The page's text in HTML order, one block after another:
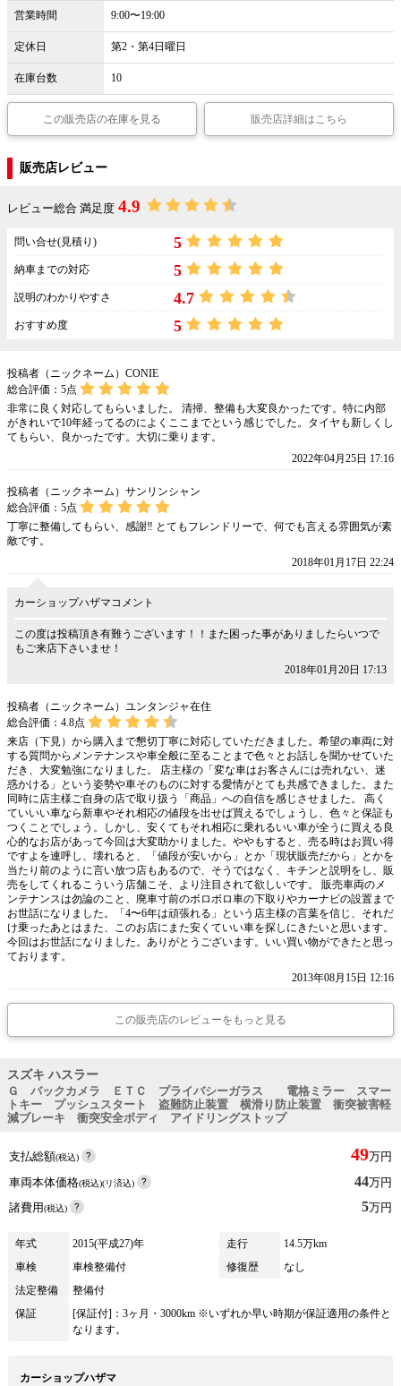
営業時間 9:00〜19:00
定休日 第2・第4日曜日
在庫台数 10
この販売店の在庫を見る 販売店詳細はこちら
販売店レビュー
レビュー総合 満足度 4.9
問い合せ(見積り) 5
納車までの対応 5
説明のわかりやすさ 4.7
おすすめ度 5
投稿者（ニックネーム）CONIE
総合評価： 5点
非常に良く対応してもらいました。 清掃、整備も大変良かったです。特に内部
がきれいで10年経ってるのによくここまでという感じでした。タイヤも新しくし
てもらい、良かったです。大切に乗ります。
2022年04月25日 17:16
投稿者（ニックネーム）サンリンシャン
総合評価： 5点
丁寧に整備してもらい、感謝‼️ とてもフレンドリーで、何でも言える雰囲気が素
敵です。
2018年01月17日 22:24
カーショップハザマコメント
この度は投稿頂き有難うございます！！また困った事がありましたらいつで
もご来店下さいませ！
2018年01月20日 17:13
投稿者（ニックネーム）ユンタンジャ在住
総合評価： 4.8点
来店（下見）から購入まで懇切丁寧に対応していただきました。希望の車両に対
する質問からメンテナンスや車全般に至ることまで色々とお話しを聞かせていた
だき、大変勉強になりました。 店主様の「変な車はお客さんには売れない、迷
惑かける」という姿勢や車そのものに対する愛情がとても共感できました。また
同時に店主様ご自身の店で取り扱う「商品」への自信を感じさせました。 高く
ていいい車なら新車やそれ相応の値段を出せば買えるでしょうし、色々と保証も
つくことでしょう。しかし、安くてもそれ相応に乗れるいい車が全うに買える良
心的なお店があって今回は大変助かりました。ややもすると、売る時はお買い得
ですよを連呼し、壊れると、「値段が安いから」とか「現状販売だから」とかを
当たり前のように言い放つ店もあるので、そうではなく、キチンと説明をし、販
売をしてくれるこういう店舗こそ、より注目されて欲しいです。 販売車両のメ
ンテナンスは勿論のこと、廃車寸前のボロボロ車の下取りやカーナビの設置まで
お世話になりました。「4〜6年は頑張れる」という店主様の言葉を信じ、それだ
け乗ったあとはまた、このお店にまた安くていい車を探しにきたいと思います。
今回はお世話になりました。ありがとうございます。いい買い物ができたと思っ
ております。
2013年08月15日 12:16
この販売店のレビューをもっと見る
スズキ ハスラー
Ｇ バックカメラ ＥＴＣ プライバシーガラス 電格ミラー スマー
トキー プッシュスタート 盗難防止装置 横滑り防止装置 衝突被害軽
減ブレーキ 衝突安全ボディ アイドリングストップ
支払総額(税込) 49万円
車両本体価格(税込)(リ済込) 44万円
諸費用(税込) 5万円
年式 2015(平成27)年 走行
14.5万km
車検
車検整備付 修復歴
なし
法定整備
整備付
保証
[保証付]：3ヶ月・3000km ※いずれか早い時期が保証適用の条件と
なります。
カーショップハザマ